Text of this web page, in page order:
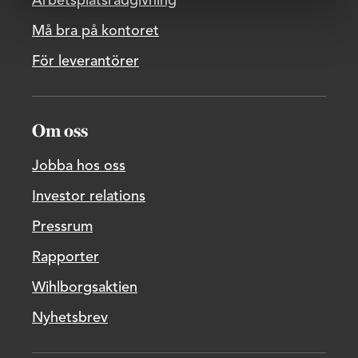
Må bra på kontoret
För leverantörer
Om oss
Jobba hos oss
Investor relations
Pressrum
Rapporter
Wihlborgsaktien
Nyhetsbrev